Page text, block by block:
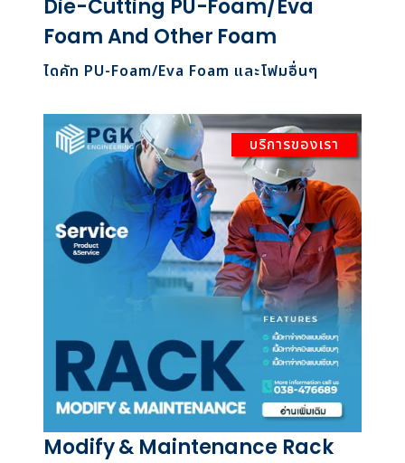
Die-Cutting PU-Foam/Eva
Foam And Other Foam
ไดคัท PU-Foam/Eva Foam และโฟมอื่นๆ
บริการของเรา
Modify & Maintenance Rack